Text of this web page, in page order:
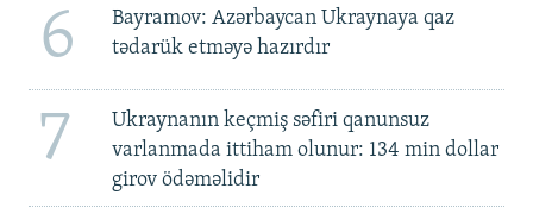
6
Bayramov: Azərbaycan Ukraynaya qaz
tədarük etməyə hazırdır
7
Ukraynanın keçmiş səfiri qanunsuz
varlanmada ittiham olunur: 134 min dollar
girov ödəməlidir